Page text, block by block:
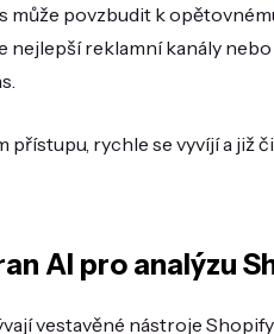
může povzbudit k
nejlepší reklamní kanály
přístupu, rychle se vyvíjí a
AI pro analýzu
vestavěné nástroje